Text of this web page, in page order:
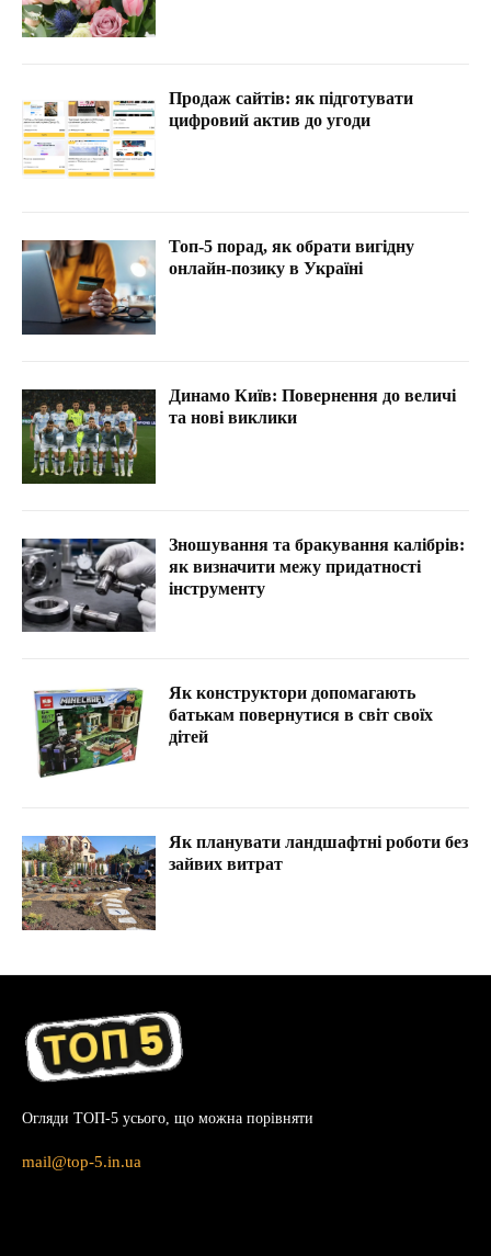
Продаж сайтів: як підготувати
цифровий актив до угоди
Топ-5 порад, як обрати вигідну
онлайн-позику в Україні
Динамо Київ: Повернення до величі
та нові виклики
Зношування та бракування калібрів:
як визначити межу придатності
інструменту
Як конструктори допомагають
батькам повернутися в світ своїх
дітей
Як планувати ландшафтні роботи без
зайвих витрат
Огляди ТОП-5 усього, що можна порівняти
mail@top-5.in.ua